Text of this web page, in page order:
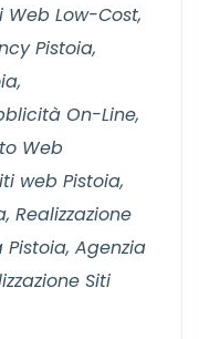
Web Low-Cost,
Pistoia,
On-Line,
Web
web Pistoia,
Realizzazione
Agenzia
Siti